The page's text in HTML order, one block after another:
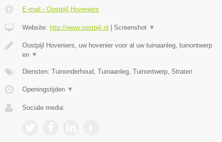
E-mail › Oostpijl Hoveniers
Website: http://www.oostpijl.nl Screenshot ▼
Oostpijl Hoveniers, uw hovenier voor al uw tuinaanleg, tuinontwerp
en ▼
Diensten: Tuinonderhoud, Tuinaanleg, Tuinontwerp, Straten
Openingstijden ▼
Sociale media: